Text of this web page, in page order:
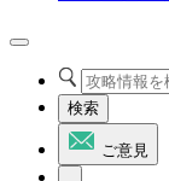
検索
ご意見